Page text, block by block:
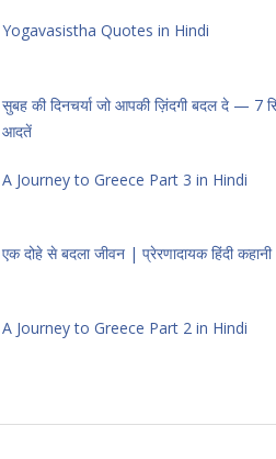
Yogavasistha Quotes in Hindi
सुबह की दिनचर्या जो आपकी ज़िंदगी बदल दे — 7
आदतें
A Journey to Greece Part 3 in Hindi
एक दोहे से बदला जीवन | प्रेरणादायक हिंदी कहानी
A Journey to Greece Part 2 in Hindi